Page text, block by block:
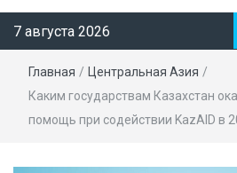
7 августа 2026
Главная / Центральная Азия /
Каким государствам Казахстан
помощь при содействии KazAID в